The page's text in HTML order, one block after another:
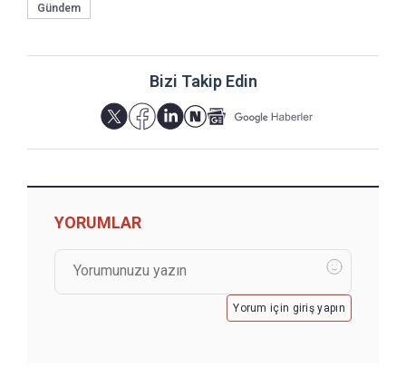
Gündem
Bizi Takip Edin
YORUMLAR
Yorum için giriş yapın